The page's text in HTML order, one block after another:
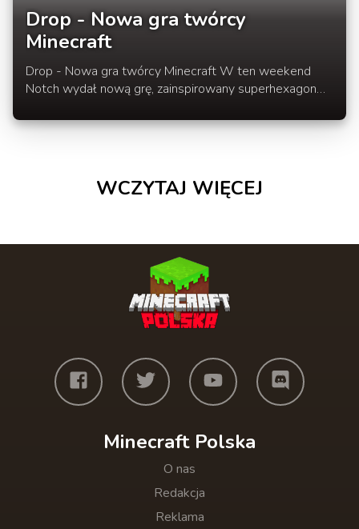
Drop - Nowa gra twórcy
Minecraft
Drop - Nowa gra twórcy Minecraft W ten weekend
Notch wydał nową grę, zainspirowany superhexagon
Drop. W grze musimy wpisywać literki, które widzimy
WCZYTAJ WIĘCEJ
Minecraft Polska
O nas
Redakcja
Reklama